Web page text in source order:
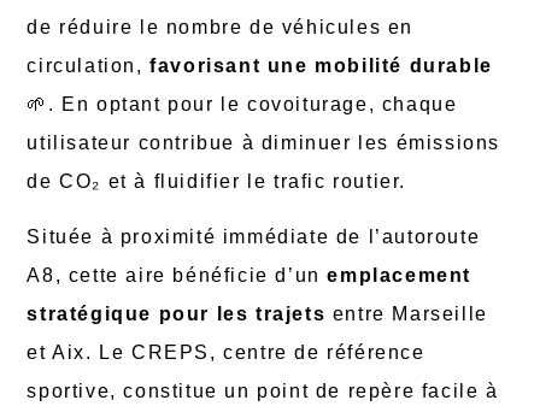
de réduire le nombre de véhicules en
circulation,favorisant une mobilité durable
🌱. En optant pour le covoiturage, chaque
utilisateur contribue à diminuer les émissions
de CO₂ et à fluidifier le trafic routier.
Située à proximité immédiate de l’autoroute
A8, cette aire bénéficie d’unemplacement
stratégique pour les trajets entre Marseille
et Aix. Le CREPS, centre de référence
sportive, constitue un point de repère facile à